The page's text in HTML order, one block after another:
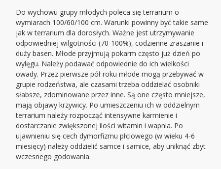
Do wychowu grupy młodych poleca się terrarium o
wymiarach 100/60/100 cm. Warunki powinny być takie same
jak w terrarium dla dorosłych. Ważne jest utrzymywanie
odpowiedniej wilgotności (70-100%), codzienne zraszanie i
duży basen. Młode przyjmują pokarm często już dzień po
wylęgu. Należy podawać odpowiednie do ich wielkości
owady. Przez pierwsze pół roku młode mogą przebywać w
grupie rodzeństwa, ale czasami trzeba oddzielać osobniki
słabsze, zdominowane przez inne. Są one często mniejsze,
mają objawy krzywicy. Po umieszczeniu ich w oddzielnym
terrarium należy rozpocząć intensywne karmienie i
dostarczanie zwiększonej ilości witamin i wapnia. Po
ujawnieniu się cech dymorfizmu płciowego (w wieku 4-6
miesięcy) należy oddzielić samce i samice, aby uniknąć zbyt
wczesnego godowania.